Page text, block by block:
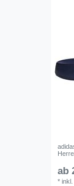
ab
*inkl.